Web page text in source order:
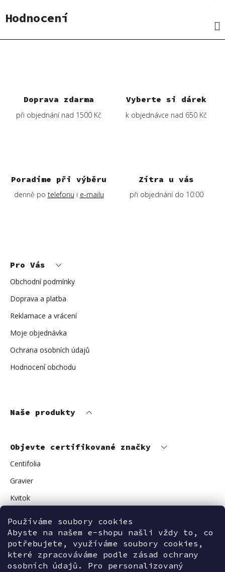
Používáme soubory cookies
Abyste na našem e-shopu našli vždy to, co
potřebujete, využíváme soubory cookies,
které zpracováváme podle zásad ochrany
osobních údajů. Pro personalizovaný
Doprava zdarma
při objednání nad 1500 Kč
Vyberte si dárek
k objednávce nad 650 Kč
Poradíme při výběru
denně po telefonu i e-mailu
Zítra u vás
při objednání do 10:00
Hodnocení
Pro Vás
Obchodní podmínky
Doprava a platba
Reklamace a vrácení
Moje objednávka
Ochrana osobních údajů
Hodnocení obchodu
Naše produkty
Objevte certifikované značky
Centifolia
Gravier
Kvitok
Avant Skincare
Sonnentor